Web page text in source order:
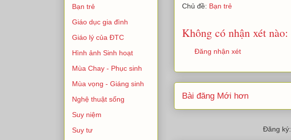
Chủ đề: Bạn trẻ
Không có nhận xét nào:
Đăng nhận xét
Bài đăng Mới hơn
Đăng ký:
Bạn trẻ
Giáo dục gia đình
Giáo lý của ĐTC
Hình ảnh Sinh hoạt
Mùa Chay - Phục sinh
Mùa vọng - Giáng sinh
Nghệ thuật sống
Suy niệm
Suy tư